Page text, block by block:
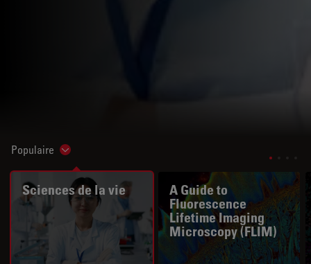
Populaire Show subnavigation
Sciences de la vie
A Guide to
Fluorescence
Lifetime Imaging
Microscopy (FLIM)